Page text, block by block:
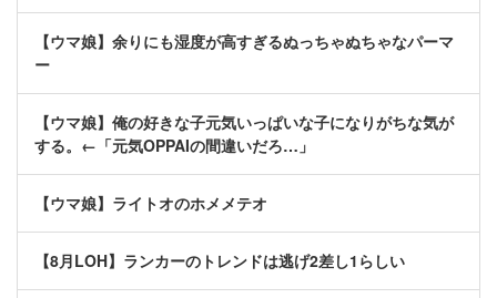
【ウマ娘】余りにも湿度が高すぎるぬっちゃぬちゃなパーマ
ー
【ウマ娘】俺の好きな子元気いっぱいな子になりがちな気が
する。←「元気OPPAIの間違いだろ…」
【ウマ娘】ライトオのホメメテオ
【8月LOH】ランカーのトレンドは逃げ2差し1らしい